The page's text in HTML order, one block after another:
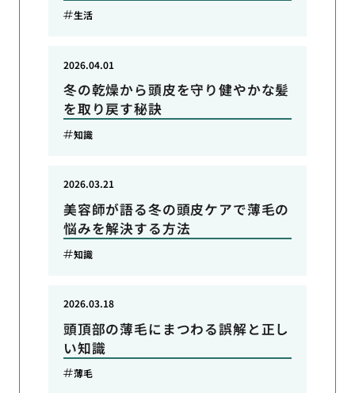
生活
冬の乾燥から頭皮を守り健やかな髪
を取り戻す秘訣
2026.04.01
知識
美容師が語る冬の頭皮ケアで薄毛の
悩みを解決する方法
2026.03.21
知識
頭頂部の薄毛にまつわる誤解と正し
い知識
2026.03.18
薄毛